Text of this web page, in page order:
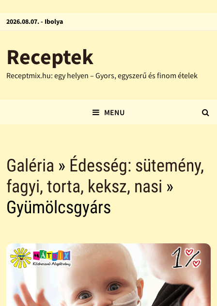
2026.08.07. - Ibolya
Receptek
Receptmix.hu: egy helyen – Gyors, egyszerű és finom ételek
MENU
Galéria » Édesség: sütemény,
fagyi, torta, keksz, nasi »
Gyümölcsgyárs